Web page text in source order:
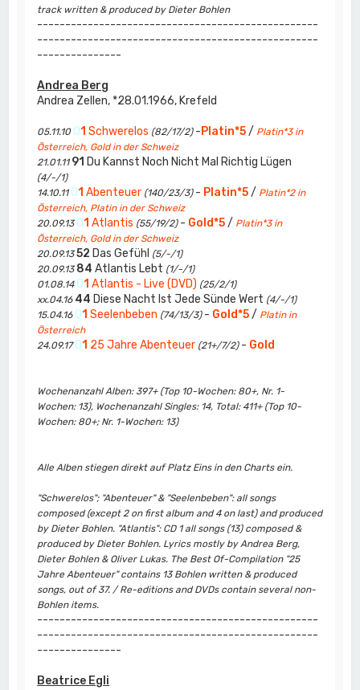
track written & produced by Dieter Bohlen
--------------------------------------------------
--------------------------------------------------
---------------
Andrea Berg
Andrea Zellen, *28.01.1966, Krefeld
05.11.10 01 Schwerelos (82/17/2)-Platin*5/ Platin*3 in
Österreich, Gold in der Schweiz
21.01.11 91 Du Kannst Noch Nicht Mal Richtig Lügen
(4/-/1)
14.10.11 01 Abenteuer (140/23/3)- Platin*5/ Platin*2 in
Österreich, Platin in der Schweiz
20.09.13 01 Atlantis (55/19/2)- Gold*5/ Platin*3 in
Österreich, Gold in der Schweiz
20.09.13 52 Das Gefühl (5/-/1)
20.09.13 84 Atlantis Lebt (1/-/1)
01.08.14 01 Atlantis - Live (DVD) (25/2/1)
xx.04.16 44 Diese Nacht Ist Jede Sünde Wert (4/-/1)
15.04.16 01 Seelenbeben (74/13/3)- Gold*5/ Platin in
Österreich
24.09.17 01 25 Jahre Abenteuer (21+/7/2)- Gold
Wochenanzahl Alben: 397+ (Top 10-Wochen: 80+, Nr. 1-
Wochen: 13), Wochenanzahl Singles: 14, Total: 411+ (Top 10-
Wochen: 80+; Nr. 1-Wochen: 13)
Alle Alben stiegen direkt auf Platz Eins in den Charts ein.
"Schwerelos"; "Abenteuer" & "Seelenbeben": all songs
composed (except 2 on first album and 4 on last) and produced
by Dieter Bohlen. "Atlantis": CD 1 all songs (13) composed &
produced by Dieter Bohlen. Lyrics mostly by Andrea Berg,
Dieter Bohlen & Oliver Lukas. The Best Of-Compilation "25
Jahre Abenteuer" contains 13 Bohlen written & produced
songs, out of 37. / Re-editions and DVDs contain several non-
Bohlen items.
--------------------------------------------------
--------------------------------------------------
---------------
Beatrice Egli